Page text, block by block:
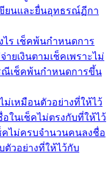
ขียนและยื่นอุทธรณ์ฏีกา
ไร เช็คพ้นกำหนดการ
ยเงินตามเช็คเพราะไม่
ณีเช็คพ้นกำหนดการขึ้น
ม่เหมือนตัวอย่างที่ให้ไว้
ในเช็คไม่ตรงกับที่ให้ไว้
คไม่ครบจำนวนคนลงชื่อ
วอย่างที่ให้ไว้กับ